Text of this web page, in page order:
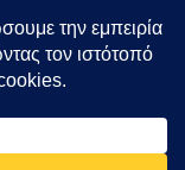
RESERVED